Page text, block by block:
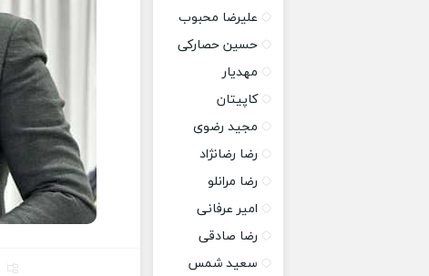
علیرضا محبوب
حسین حصارکی
مهدیار
کاپیتان
مجید رضوی
رضا رضانژاد
رضا مرانلو
امیر عرفانی
رضا صادقی
سعید شمس